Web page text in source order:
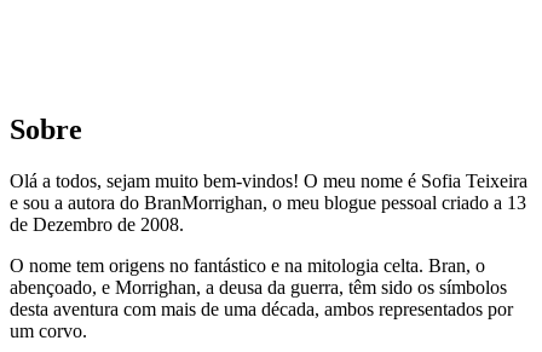
Sobre
Olá a todos, sejam muito bem-vindos! O meu nome é Sofia Teixeira
e sou a autora do BranMorrighan, o meu blogue pessoal criado a 13
de Dezembro de 2008.
O nome tem origens no fantástico e na mitologia celta. Bran, o
abençoado, e Morrighan, a deusa da guerra, têm sido os símbolos
desta aventura com mais de uma década, ambos representados por
um corvo.